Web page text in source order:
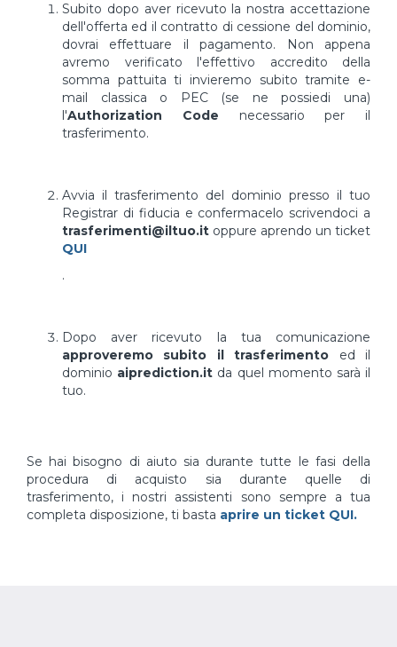
Subito dopo aver ricevuto la nostra accettazione
dell'offerta ed il contratto di cessione del dominio,
dovrai effettuare il pagamento. Non appena
avremo verificato l'effettivo accredito della
somma pattuita ti invieremo subito tramite e-
mail classica o PEC (se ne possiedi una)
l'Authorization Code necessario per il
trasferimento.
Avvia il trasferimento del dominio presso il tuo
Registrar di fiducia e confermacelo scrivendoci a
trasferimenti@iltuo.it oppure aprendo un ticket
QUI
.
Dopo aver ricevuto la tua comunicazione
approveremo subito il trasferimento ed il
dominio aiprediction.it da quel momento sarà il
tuo.
Se hai bisogno di aiuto sia durante tutte le fasi della
procedura di acquisto sia durante quelle di
trasferimento, i nostri assistenti sono sempre a tua
completa disposizione, ti basta aprire un ticket QUI.